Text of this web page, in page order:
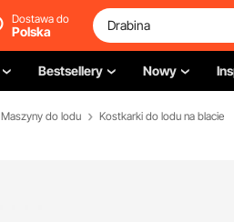
Dostawa do
Polska
Bestsellery Nowy
Maszyny do lodu Kostkarki do lodu na blacie